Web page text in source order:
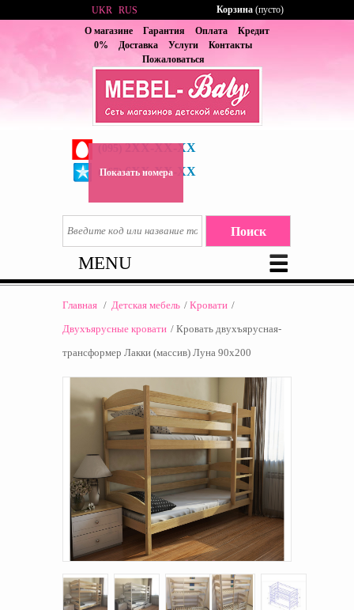
О магазине Гарантия Оплата
Кредит
0%
Доставка Услуги
Контакты
Пожаловаться
2XX-XX-XX
(067) 6XX-XX-XX
Показать номера
UKR RUS Корзина (пусто)
MENU
Главная / Детская мебель / Кровати /
Двухъярусные кровати / Кровать двухъярусная-
трансформер Лакки (масcив) Луна 90x200